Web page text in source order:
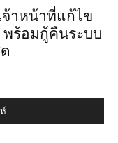
จ้าหน้าที่แก้ไข
พร้อมกู้คืนระบบ